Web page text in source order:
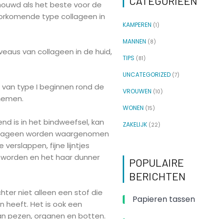
als het beste voor de
type collageen in
van collageen in de huid,
type I beginnen rond de
is in het bindweefsel, kan
worden waargenomen
verslappen, fijne lijntjes
en het haar dunner
niet alleen een stof die
heeft. Het is ook een
pezen, organen en botten.
KAMPEREN (1)
MANNEN (8)
TIPS (81)
UNCATEGORIZED (7)
VROUWEN (10)
WONEN (15)
ZAKELIJK (22)
POPULAIRE
BERICHTEN
Papieren tassen